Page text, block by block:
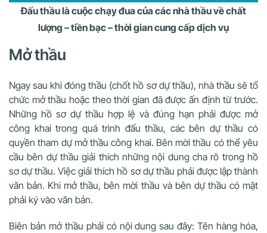
Đấu thầu là cuộc chạy đua của các nhà thầu về chất
lượng – tiền bạc – thời gian cung cấp dịch vụ
Mở thầu
Ngay sau khi đóng thầu (chốt hồ sơ dự thầu), nhà thầu sẽ tổ
chức mở thầu hoặc theo thời gian đã được ấn định từ trước.
Những hồ sơ dự thầu hợp lệ và đúng hạn phải được mở
công khai trong quá trình đấu thầu, các bên dự thầu có
quyền tham dự mở thầu công khai. Bên mời thầu có thể yêu
cầu bên dự thầu giải thích những nội dung cha rõ trong hồ
sơ dự thầu. Việc giải thích hồ sơ dự thầu phải được lập thành
văn bản. Khi mở thầu, bên mời thầu và bên dự thầu có mặt
phải ký vào văn bản.
Biên bản mở thầu phải có nội dung sau đây: Tên hàng hóa,